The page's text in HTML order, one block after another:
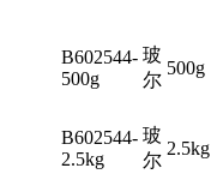
B602544-
500g
玻
尔
500g
B602544-
2.5kg
玻
尔
2.5kg